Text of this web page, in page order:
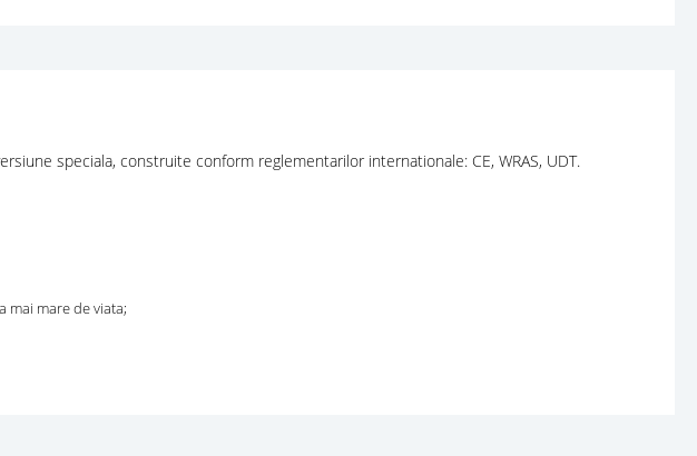
speciala, construite conform reglementarilor internationale: CE, WRAS, UDT.
mai mare de viata;